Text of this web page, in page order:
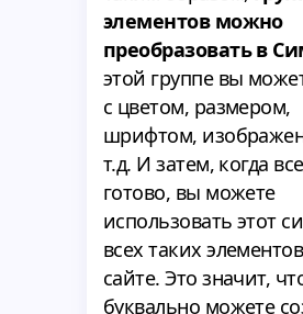
элементов можно
преобразовать в
этой группе вы
с цветом, размером,
шрифтом,
т.д. И затем, когда
готово, вы можете
использовать этот
всех таких
сайте. Это значит,
буквально можете